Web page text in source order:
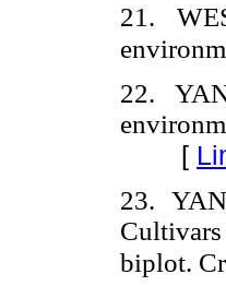
21.
22.
[
23.
biplot.